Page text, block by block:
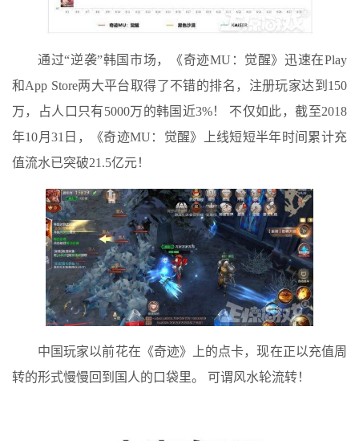
通过“逆袭”韩国市场，《奇迹MU：觉醒》迅速在Play
和App Store两大平台取得了不错的排名，注册玩家达到150
万，占人口只有5000万的韩国近3%！ 不仅如此，截至2018
年10月31日，《奇迹MU：觉醒》上线短短半年时间累计充
值流水已突破21.5亿元！
中国玩家以前花在《奇迹》上的点卡，现在正以充值周
转的形式慢慢回到国人的口袋里。 可谓风水轮流转！